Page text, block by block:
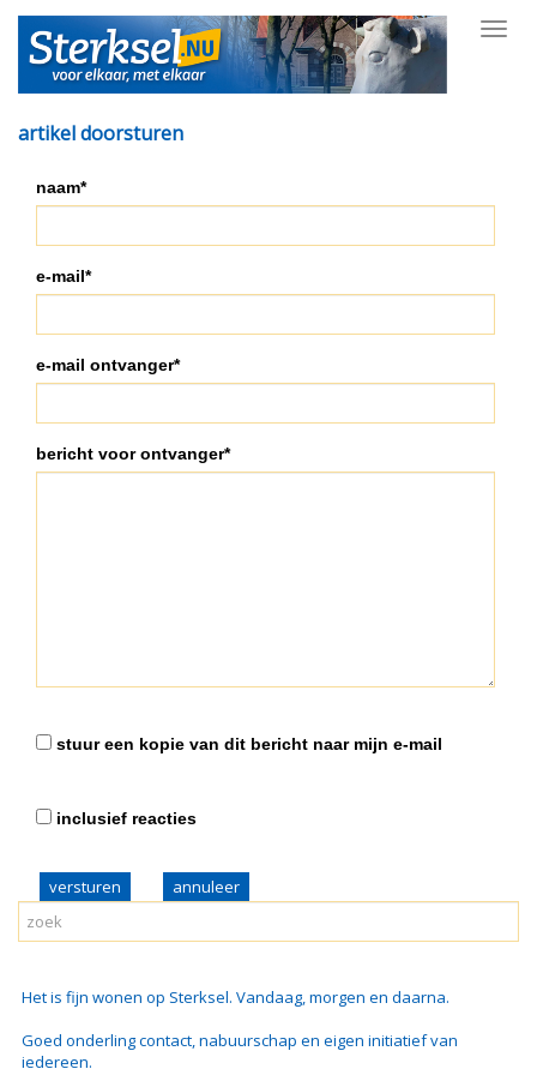
artikel doorsturen
naam*
e-mail*
e-mail ontvanger*
bericht voor ontvanger*
stuur een kopie van dit bericht naar mijn e-mail
inclusief reacties
versturen
Het is fijn wonen op Sterksel. Vandaag, morgen en daarna.
Goed onderling contact, nabuurschap en eigen initiatief van
iedereen.